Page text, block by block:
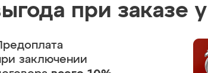
при заказе
заключении